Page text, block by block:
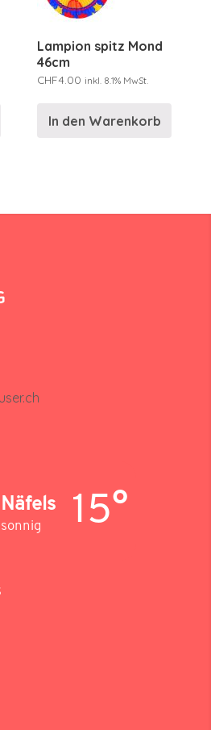
Lampion spitz Mond
46cm
CHF4.00 inkl. 8.1% MwSt.
In den Warenkorb
Näfels
sonnig 15°